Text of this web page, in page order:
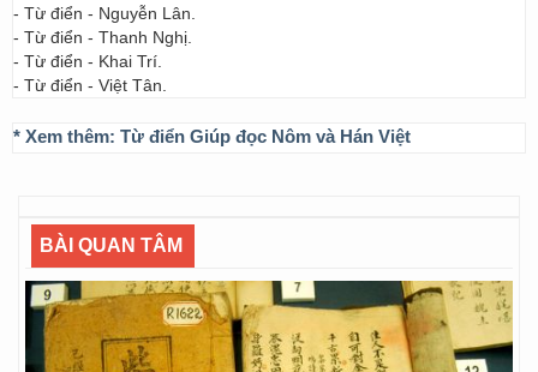
- Từ điển - Nguyễn Lân.
- Từ điển - Thanh Nghị.
- Từ điển - Khai Trí.
- Từ điển - Việt Tân.
* Xem thêm: Từ điển Giúp đọc Nôm và Hán Việt
BÀI QUAN TÂM